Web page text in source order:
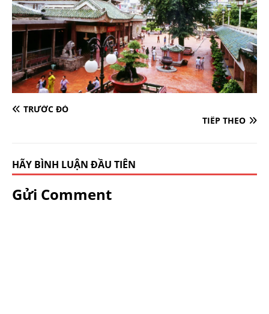
TRƯỚC ĐÓ
TIẾP THEO
HÃY BÌNH LUẬN ĐẦU TIÊN
Gửi Comment